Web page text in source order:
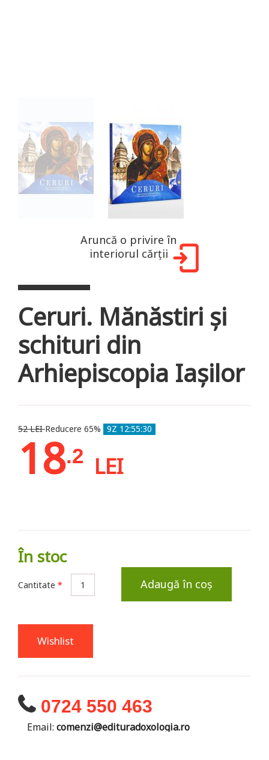
Aruncă o privire în
interiorul cărții
Ceruri. Mănăstiri și
schituri din
Arhiepiscopia Iașilor
52 LEIReducere 65% 9Z 12:55:27
18.2 LEI
În stoc
Cantitate * Adaugă în coș
Wishlist
0724 550 463
Email: comenzi@edituradoxologia.ro